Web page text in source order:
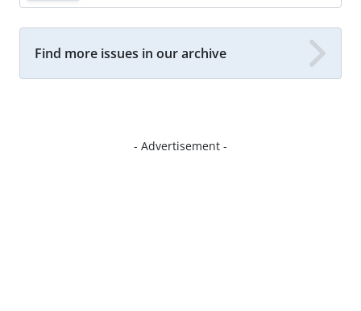
Find more issues in our archive
- Advertisement -